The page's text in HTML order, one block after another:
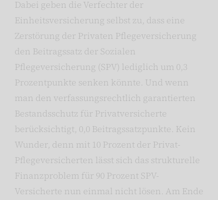
Dabei geben die Verfechter der
Einheitsversicherung selbst zu, dass eine
Zerstörung der Privaten Pflegeversicherung
den Beitragssatz der Sozialen
Pflegeversicherung (SPV) lediglich um 0,3
Prozentpunkte senken könnte. Und wenn
man den verfassungsrechtlich garantierten
Bestandsschutz für Privatversicherte
berücksichtigt, 0,0 Beitragssatzpunkte. Kein
Wunder, denn mit 10 Prozent der Privat-
Pflegeversicherten lässt sich das strukturelle
Finanzproblem für 90 Prozent SPV-
Versicherte nun einmal nicht lösen. Am Ende